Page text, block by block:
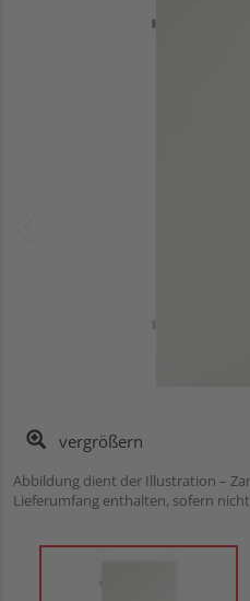
vergrößern
Abbildung dient der Illustration –
Lieferumfang enthalten, sofern